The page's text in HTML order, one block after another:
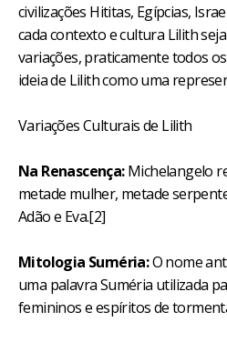
civilizações Hititas, Egípcias,
cada contexto e cultura Lilith
variações, praticamente todos
ideia de Lilith como uma
Variações Culturais de Lilith
Na Renascença:Michelangelo
metade mulher, metade
Adão e Eva.[2]
Mitologia Suméria:O nome
uma palavra Suméria utilizada
femininos e espíritos de